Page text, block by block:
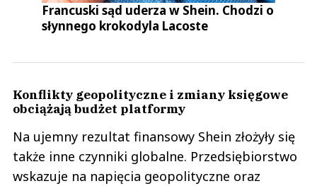
Francuski sąd uderza w Shein. Chodzi o
słynnego krokodyla Lacoste
Konflikty geopolityczne i zmiany księgowe
obciążają budżet platformy
Na ujemny rezultat finansowy Shein złożyły się
także inne czynniki globalne. Przedsiębiorstwo
wskazuje na napięcia geopolityczne oraz